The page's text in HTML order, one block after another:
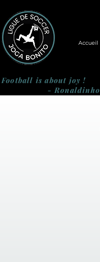
Accueil
Football is about joy !
- Ronaldinho